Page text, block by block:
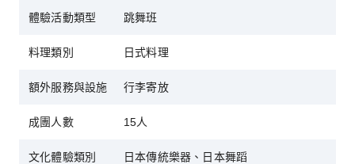
體驗活動類型 跳舞班
料理類別 日式料理
額外服務與設施 行李寄放
成團人數 15人
文化體驗類別 日本傳統樂器、日本舞蹈